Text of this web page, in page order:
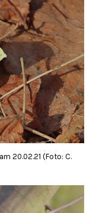
20.02.21 (Foto: C.